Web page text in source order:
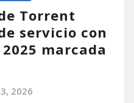
Torrent
servicio con
marcada
2026